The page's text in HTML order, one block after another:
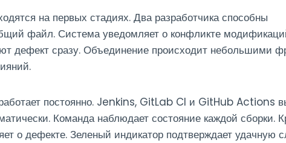
на первых стадиях. Два разработчика способны
файл. Система уведомляет о конфликте
дефект сразу. Объединение происходит небольшими
постоянно. Jenkins, GitLab CI и GitHub Actions
Команда наблюдает состояние каждой сборки.
о дефекте. Зеленый индикатор подтверждает удачную